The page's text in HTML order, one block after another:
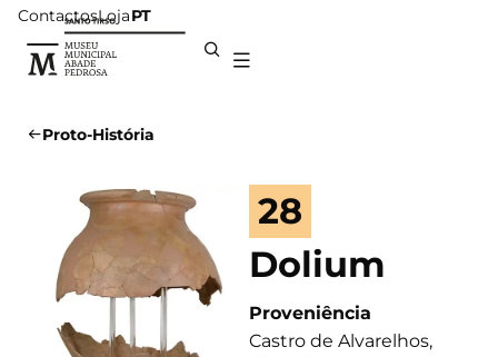
ContactosLojaPT
Proto-História
28
Dolium
Proveniência
Castro de Alvarelhos,